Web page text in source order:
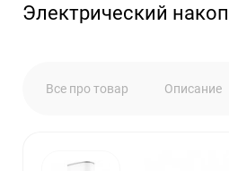
Электрический
Все про товар Описание